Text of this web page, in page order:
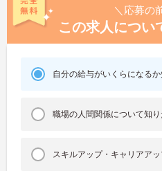
＼応募の
この求人につい
自分の給与がいくらになる
職場の人間関係について知
スキルアップ・キャリアア